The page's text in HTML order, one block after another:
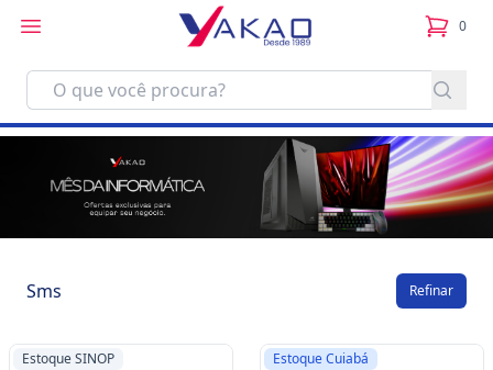
0
itens
Sms Refinar
Estoque SINOP Estoque Cuiabá